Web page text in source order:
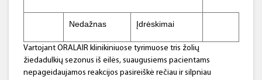
Nedažnas Įdrėskimai
Vartojant ORALAIR klinikiniuose tyrimuose tris žolių
žiedadulkių sezonus iš eilės, suaugusiems pacientams
nepageidaujamos reakcijos pasireiškė rečiau ir silpniau